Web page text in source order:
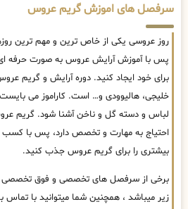
سرفصل های اموزش گریم عروس
روز عروسی یکی از خاص ترین و مهم ترین
پس با آموزش آرایش عروس به صورت حرفه ای
برای خود ایجاد کنید. دوره آرایش و گریم
خلیجی، هالیوودی و… است. کاراموز می
لباس و دسته گل و ناخن آشنا شود. گریم
احتیاج به مهارت و تخصص دارد، پس با کسب
بیشتری را برای گریم عروس جذب کنید.
برخی از سرفصل های تخصصی و فوق
زیر میباشد ، همچنین شما میتوانید با تماس